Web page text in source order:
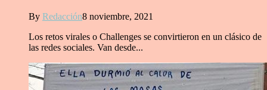
By Redacción8 noviembre, 2021
Los retos virales o Challenges se convirtieron en un clásico de
las redes sociales. Van desde...